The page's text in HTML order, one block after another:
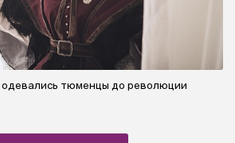
тюменцы до революции